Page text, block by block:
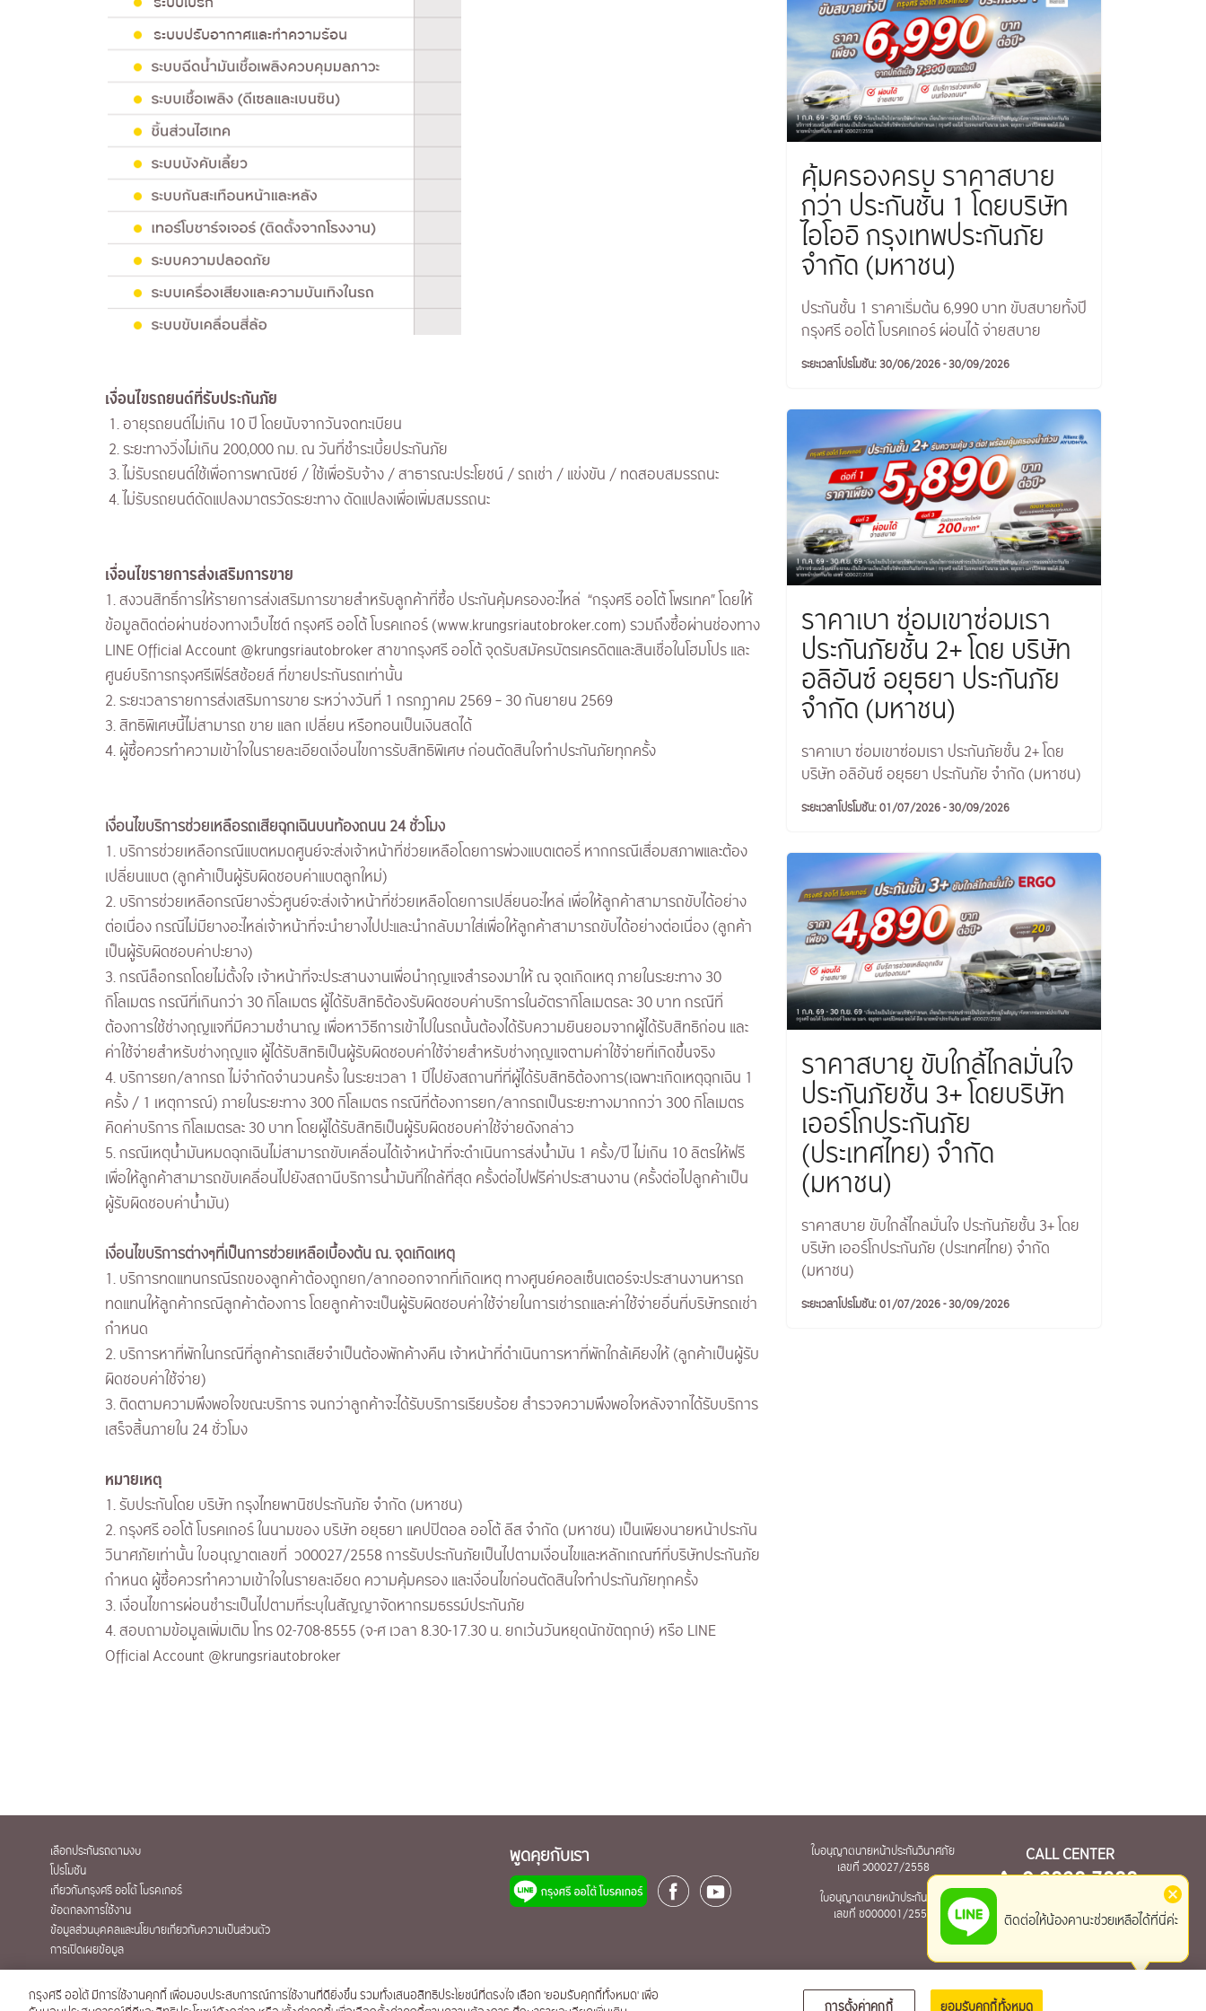
เงื่อนไขรถยนต์ที่รับประกันภัย
1. อายุรถยนต์ไม่เกิน 10 ปี โดยนับจากวันจดทะเบียน
2. ระยะทางวิ่งไม่เกิน 200,000 กม. ณ วันที่ชำระเบี้ยประกันภัย
3. ไม่รับรถยนต์ใช้เพื่อการพาณิชย์ / ใช้เพื่อรับจ้าง / สาธารณะประโยชน์ / รถเช่า / แข่งขัน / ทดสอบสมรรถนะ
4. ไม่รับรถยนต์ดัดแปลงมาตรวัดระยะทาง ดัดแปลงเพื่อเพิ่มสมรรถนะ
เงื่อนไขรายการส่งเสริมการขาย
1. สงวนสิทธิ์การให้รายการส่งเสริมการขายสำหรับลูกค้าที่ซื้อ ประกันคุ้มครองอะไหล่ “กรุงศรี ออโต้ โพรเทค” โดยให้
ข้อมูลติดต่อผ่านช่องทางเว็บไซต์ กรุงศรี ออโต้ โบรคเกอร์ (www.krungsriautobroker.com) รวมถึงซื้อผ่านช่องทาง
LINE Official Account @krungsriautobroker สาขากรุงศรี ออโต้ จุดรับสมัครบัตรเครดิตและสินเชื่อในโฮมโปร และ
ศูนย์บริการกรุงศรีเฟิร์สช้อยส์ ที่ขายประกันรถเท่านั้น
2. ระยะเวลารายการส่งเสริมการขาย ระหว่างวันที่ 1 กรกฎาคม 2569 – 30 กันยายน 2569
3. สิทธิพิเศษนี้ไม่สามารถ ขาย แลก เปลี่ยน หรือทอนเป็นเงินสดได้
4. ผู้ซื้อควรทำความเข้าใจในรายละเอียดเงื่อนไขการรับสิทธิพิเศษ ก่อนตัดสินใจทำประกันภัยทุกครั้ง
เงื่อนไขบริการช่วยเหลือรถเสียฉุกเฉินบนท้องถนน 24 ชั่วโมง
1. บริการช่วยเหลือกรณีแบตหมดศูนย์จะส่งเจ้าหน้าที่ช่วยเหลือโดยการพ่วงแบตเตอรี่ หากกรณีเสื่อมสภาพและต้อง
เปลี่ยนแบต (ลูกค้าเป็นผู้รับผิดชอบค่าแบตลูกใหม่)
2. บริการช่วยเหลือกรณียางรั่วศูนย์จะส่งเจ้าหน้าที่ช่วยเหลือโดยการเปลี่ยนอะไหล่ เพื่อให้ลูกค้าสามารถขับได้อย่าง
ต่อเนื่อง กรณีไม่มียางอะไหล่เจ้าหน้าที่จะนำยางไปปะและนำกลับมาใส่เพื่อให้ลูกค้าสามารถขับได้อย่างต่อเนื่อง (ลูกค้า
เป็นผู้รับผิดชอบค่าปะยาง)
3. กรณีล็อกรถโดยไม่ตั้งใจ เจ้าหน้าที่จะประสานงานเพื่อนำกุญแจสำรองมาให้ ณ จุดเกิดเหตุ ภายในระยะทาง 30
กิโลเมตร กรณีที่เกินกว่า 30 กิโลเมตร ผู้ได้รับสิทธิต้องรับผิดชอบค่าบริการในอัตรากิโลเมตรละ 30 บาท กรณีที่
ต้องการใช้ช่างกุญแจที่มีความชำนาญ เพื่อหาวิธีการเข้าไปในรถนั้นต้องได้รับความยินยอมจากผู้ได้รับสิทธิก่อน และ
ค่าใช้จ่ายสำหรับช่างกุญแจ ผู้ได้รับสิทธิเป็นผู้รับผิดชอบค่าใช้จ่ายสำหรับช่างกุญแจตามค่าใช้จ่ายที่เกิดขึ้นจริง
4. บริการยก/ลากรถ ไม่จำกัดจำนวนครั้ง ในระยะเวลา 1 ปีไปยังสถานที่ที่ผู้ได้รับสิทธิต้องการ(เฉพาะเกิดเหตุฉุกเฉิน 1
ครั้ง / 1 เหตุการณ์) ภายในระยะทาง 300 กิโลเมตร กรณีที่ต้องการยก/ลากรถเป็นระยะทางมากกว่า 300 กิโลเมตร
คิดค่าบริการ กิโลเมตรละ 30 บาท โดยผู้ได้รับสิทธิเป็นผู้รับผิดชอบค่าใช้จ่ายดังกล่าว
5. กรณีเหตุน้ำมันหมดฉุกเฉินไม่สามารถขับเคลื่อนได้เจ้าหน้าที่จะดำเนินการส่งน้ำมัน 1 ครั้ง/ปี ไม่เกิน 10 ลิตรให้ฟรี
เพื่อให้ลูกค้าสามารถขับเคลื่อนไปยังสถานีบริการน้ำมันที่ใกล้ที่สุด ครั้งต่อไปฟรีค่าประสานงาน (ครั้งต่อไปลูกค้าเป็น
ผู้รับผิดชอบค่าน้ำมัน)
เงื่อนไขบริการต่างๆที่เป็นการช่วยเหลือเบื้องต้น ณ. จุดเกิดเหตุ
1. บริการทดแทนกรณีรถของลูกค้าต้องถูกยก/ลากออกจากที่เกิดเหตุ ทางศูนย์คอลเซ็นเตอร์จะประสานงานหารถ
ทดแทนให้ลูกค้ากรณีลูกค้าต้องการ โดยลูกค้าจะเป็นผู้รับผิดชอบค่าใช้จ่ายในการเช่ารถและค่าใช้จ่ายอื่นที่บริษัทรถเช่า
กำหนด
2. บริการหาที่พักในกรณีที่ลูกค้ารถเสียจำเป็นต้องพักค้างคืน เจ้าหน้าที่ดำเนินการหาที่พักใกล้เคียงให้ (ลูกค้าเป็นผู้รับ
ผิดชอบค่าใช้จ่าย)
3. ติดตามความพึงพอใจขณะบริการ จนกว่าลูกค้าจะได้รับบริการเรียบร้อย สำรวจความพึงพอใจหลังจากได้รับบริการ
เสร็จสิ้นภายใน 24 ชั่วโมง
หมายเหตุ
1. รับประกันโดย บริษัท กรุงไทยพานิชประกันภัย จำกัด (มหาชน)
2. กรุงศรี ออโต้ โบรคเกอร์ ในนามของ บริษัท อยุธยา แคปปิตอล ออโต้ ลีส จำกัด (มหาชน) เป็นเพียงนายหน้าประกัน
วินาศภัยเท่านั้น ใบอนุญาตเลขที่ ว00027/2558 การรับประกันภัยเป็นไปตามเงื่อนไขและหลักเกณฑ์ที่บริษัทประกันภัย
กำหนด ผู้ซื้อควรทำความเข้าใจในรายละเอียด ความคุ้มครอง และเงื่อนไขก่อนตัดสินใจทำประกันภัยทุกครั้ง
3. เงื่อนไขการผ่อนชำระเป็นไปตามที่ระบุในสัญญาจัดหากรมธรรม์ประกันภัย
4. สอบถามข้อมูลเพิ่มเติม โทร 02-708-8555 (จ-ศ เวลา 8.30-17.30 น. ยกเว้นวันหยุดนักขัตฤกษ์) หรือ LINE
Official Account @krungsriautobroker
คุ้มครองครบ ราคาสบาย
กว่า ประกันชั้น 1 โดยบริษัท
ไอโออิ กรุงเทพประกันภัย
จำกัด (มหาชน)
ประกันชั้น 1 ราคาเริ่มต้น 6,990 บาท ขับสบายทั้งปี
กรุงศรี ออโต้ โบรคเกอร์ ผ่อนได้ จ่ายสบาย
ระยะเวลาโปรโมชัน: 30/06/2026 - 30/09/2026
ราคาเบา ซ่อมเขาซ่อมเรา
ประกันภัยชั้น 2+ โดย บริษัท
อลิอันซ์ อยุธยา ประกันภัย
จำกัด (มหาชน)
ราคาเบา ซ่อมเขาซ่อมเรา ประกันภัยชั้น 2+ โดย
บริษัท อลิอันซ์ อยุธยา ประกันภัย จำกัด (มหาชน)
ระยะเวลาโปรโมชัน: 01/07/2026 - 30/09/2026
ราคาสบาย ขับใกล้ไกลมั่นใจ
ประกันภัยชั้น 3+ โดยบริษัท
เออร์โกประกันภัย
(ประเทศไทย) จำกัด
(มหาชน)
ราคาสบาย ขับใกล้ไกลมั่นใจ ประกันภัยชั้น 3+ โดย
บริษัท เออร์โกประกันภัย (ประเทศไทย) จำกัด
(มหาชน)
ระยะเวลาโปรโมชัน: 01/07/2026 - 30/09/2026
เลือกประกันรถตามงบ
โปรโมชัน
เกี่ยวกับกรุงศรี ออโต้ โบรคเกอร์
ข้อตกลงการใช้งาน
ข้อมูลส่วนบุคคลและนโยบายเกี่ยวกับความเป็นส่วนตัว
การเปิดเผยข้อมูล
พูดคุยกับเรา
ใบอนุญาตนายหน้าประกันวินาศภัย
เลขที่ ว00027/2558
ใบอนุญาตนายหน้าประกันชีวิต
เลขที่ ช000001/2559
CALL CENTER
0-2828-7888
(ยกเว้นวันหยุดนักขัตฤกษ์)
ติดต่อให้น้องคานะช่วยเหลือได้ที่นี่ค่ะ
กรุงศรี ออโต้ มีการใช้งานคุกกี้ เพื่อมอบประสบการณ์การใช้งานที่ดียิ่งขึ้น รวมทั้งเสนอสิทธิประโยชน์ที่ตรงใจ เลือก 'ยอมรับคุกกี้ทั้งหมด' เพื่อ
การตั้งค่าคุกกี้ ยอมรับคุกกี้ทั้งหมด